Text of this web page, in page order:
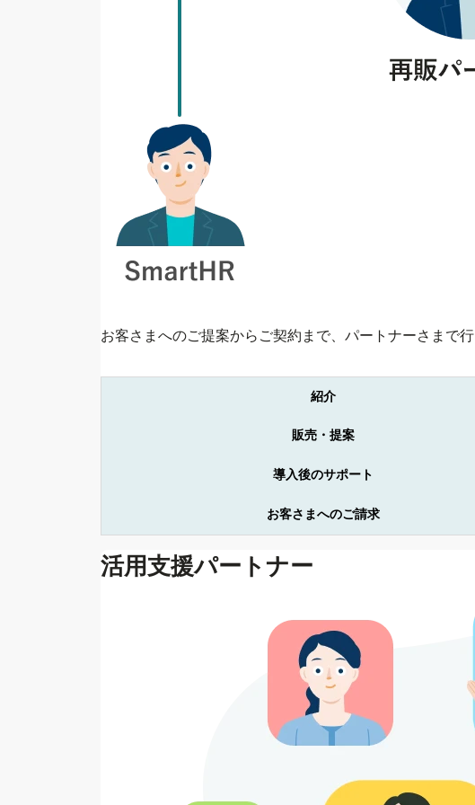
お客さまへのご提案からご契約まで、パートナーさまで
紹介
販売・提案
導入後のサポート
お客さまへのご請求
活用支援パートナー